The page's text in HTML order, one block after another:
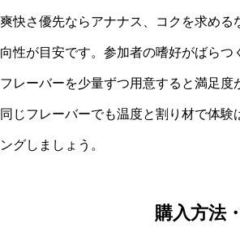
爽快さ優先ならアナナス、コクを求め
向性が目安です。参加者の嗜好がばら
フレーバーを少量ずつ用意すると満足度
同じフレーバーでも温度と割り材で体
ングしましょう。
購入方法